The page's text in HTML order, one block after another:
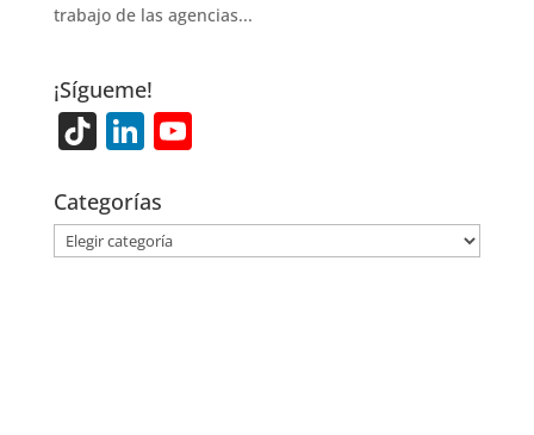
trabajo de las agencias...
¡Sígueme!
Ti
T
o
Li
k
e
Y
T
Categorías
Categorías